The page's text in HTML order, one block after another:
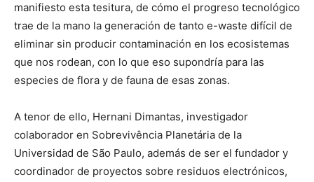
manifiesto esta tesitura, de cómo el progreso tecnológico
trae de la mano la generación de tanto e-waste difícil de
eliminar sin producir contaminación en los ecosistemas
que nos rodean, con lo que eso supondría para las
especies de flora y de fauna de esas zonas.
A tenor de ello, Hernani Dimantas, investigador
colaborador en Sobrevivência Planetária de la
Universidad de São Paulo, además de ser el fundador y
coordinador de proyectos sobre residuos electrónicos,